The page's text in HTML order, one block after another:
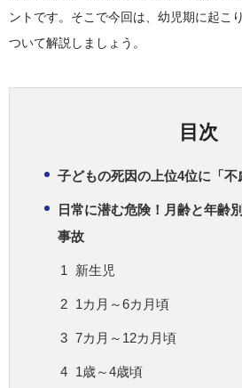
ントです。そこで今回は、幼児期に起こ
ついて解説しましょう。
目次
子どもの死因の上位4位に「不
日常に潜む危険！月齢と年齢
事故
新生児
1カ月～6カ月頃
7カ月～12カ月頃
1歳～4歳頃